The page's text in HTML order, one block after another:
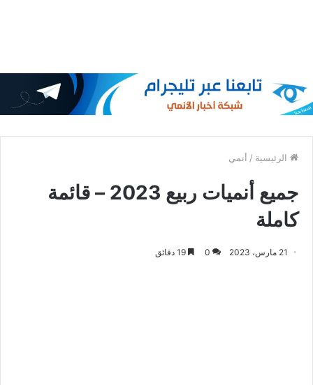
الرئيسية / أنمي
جميع أنميات ربيع 2023 – قائمة
كاملة
21 مارس، 2023 0